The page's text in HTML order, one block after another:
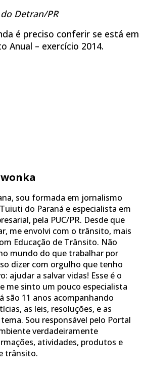
Detran/PR
é preciso conferir se está em
Anual – exercício 2014.
sou formada em jornalismo
do Paraná e especialista em
pela PUC/PR. Desde que
me envolvi com o trânsito, mais
Educação de Trânsito. Não
mundo do que trabalhar por
dizer com orgulho que tenho
ajudar a salvar vidas! Esse é o
me sinto um pouco especialista
são 11 anos acompanhando
as leis, resoluções, e as
Sou responsável pelo Portal
verdadeiramente
atividades, produtos e
trânsito.